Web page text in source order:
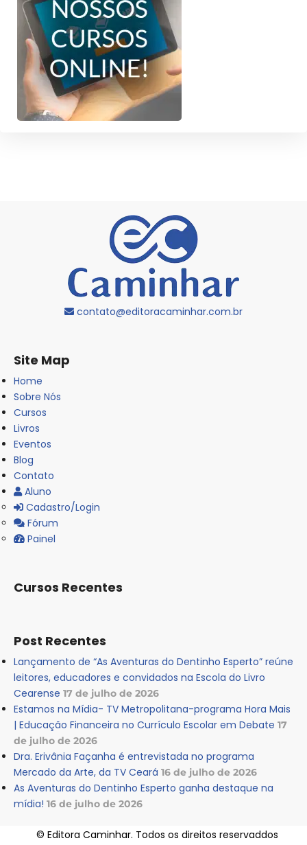
contato@editoracaminhar.com.br
Site Map
Home
Sobre Nós
Cursos
Livros
Eventos
Blog
Contato
Aluno
Cadastro/Login
Fórum
Painel
Cursos Recentes
Post Recentes
Lançamento de “As Aventuras do Dentinho Esperto” reúne
leitores, educadores e convidados na Escola do Livro
Cearense 17 de julho de 2026
Estamos na Mídia- TV Metropolitana-programa Hora Mais
| Educação Financeira no Currículo Escolar em Debate 17
de julho de 2026
Dra. Erivânia Façanha é entrevistada no programa
Mercado da Arte, da TV Ceará 16 de julho de 2026
As Aventuras do Dentinho Esperto ganha destaque na
mídia! 16 de julho de 2026
© Editora Caminhar. Todos os direitos reservaddos